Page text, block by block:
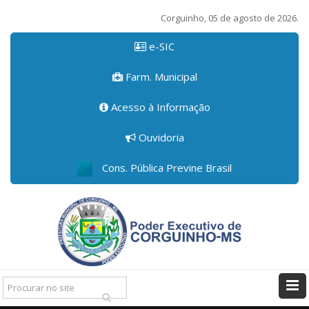
Corguinho, 05 de agosto de 2026.
e-SIC
Farm. Municipal
Acesso à Informação
Ouvidoria
Cons. Pública Previne Brasil
Pesquisar: